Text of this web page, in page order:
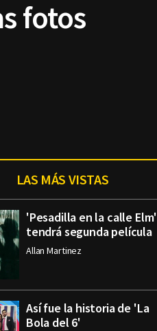
fotos
LAS MÁS VISTAS
'Pesadilla en la calle Elm'
tendrá segunda película
Allan Martinez
Así fue la historia de 'La
Bola del 6'